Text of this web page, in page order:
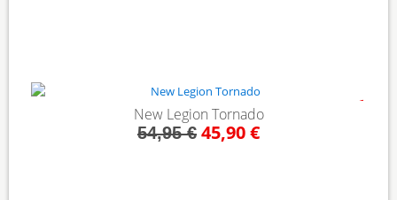
New Legion Tornado
54,95 € 45,90 €